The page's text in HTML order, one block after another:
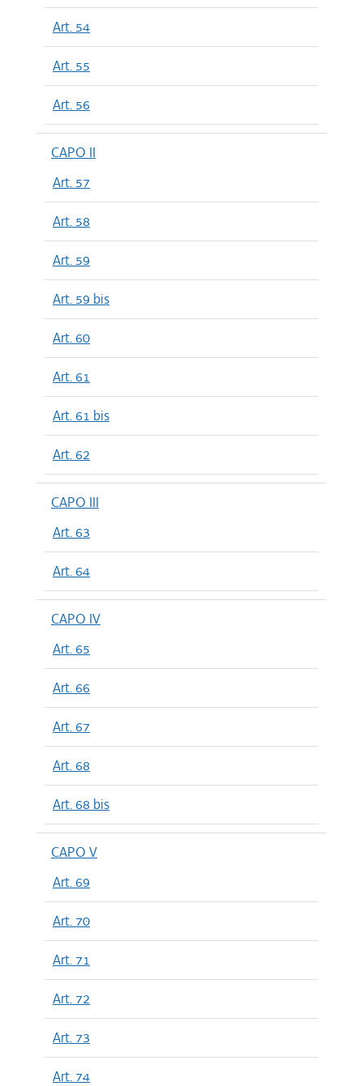
Art. 54
Art. 55
Art. 56
CAPO II
Art. 57
Art. 58
Art. 59
Art. 59 bis
Art. 60
Art. 61
Art. 61 bis
Art. 62
CAPO III
Art. 63
Art. 64
CAPO IV
Art. 65
Art. 66
Art. 67
Art. 68
Art. 68 bis
CAPO V
Art. 69
Art. 70
Art. 71
Art. 72
Art. 73
Art. 74